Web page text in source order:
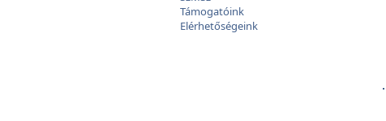
Támogatóink
Elérhetőségeink